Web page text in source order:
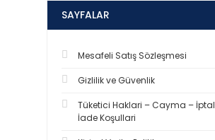
SAYFALAR
Mesafeli Satış Sözleşmesi
Gizlilik ve Güvenlik
Tüketici Haklari – Cayma – İptal
İade Koşullari